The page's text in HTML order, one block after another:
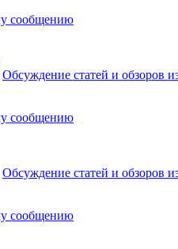
Обсуждение статей и обзоров
Обсуждение статей и обзоров